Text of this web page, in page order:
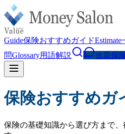
Guide保険おすすめガイドEstimate
問Glossary用語解説 火災保
保険おすすめガ
保険の基礎知識から選び方まで